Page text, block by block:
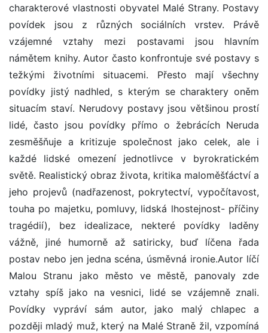
charakterové vlastnosti obyvatel Malé Strany. Postavy
povídek jsou z různých sociálních vrstev. Právě
vzájemné vztahy mezi postavami jsou hlavním
námětem knihy. Autor často konfrontuje své postavy s
težkými životními situacemi. Přesto mají všechny
povídky jistý nadhled, s kterým se charaktery oněm
situacím staví. Nerudovy postavy jsou většinou prostí
lidé, často jsou povídky přímo o žebrácích Neruda
zesměšňuje a kritizuje společnost jako celek, ale i
každé lidské omezení jednotlivce v byrokratickém
světě. Realistický obraz života, kritika maloměšťáctví a
jeho projevů (nadřazenost, pokrytectví, vypočítavost,
touha po majetku, pomluvy, lidská lhostejnost- příčiny
tragédií), bez idealizace, nekteré povídky laděny
vážně, jiné humorně až satiricky, buď líčena řada
postav nebo jen jedna scéna, úsměvná ironie.Autor líčí
Malou Stranu jako město ve městě, panovaly zde
vztahy spíš jako na vesnici, lidé se vzájemně znali.
Povídky vypráví sám autor, jako malý chlapec a
později mladý muž, který na Malé Straně žil, vzpomíná